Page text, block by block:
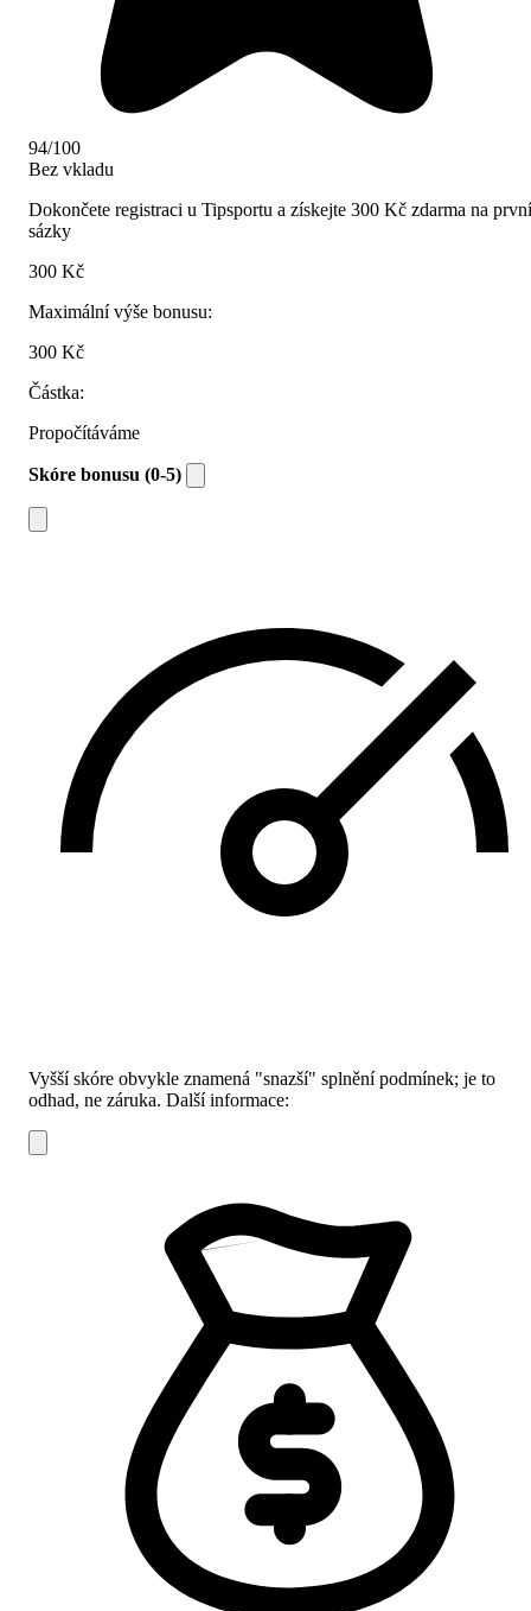
94/100
Bez vkladu
Dokončete registraci u Tipsportu a získejte 300 Kč zdarma na první
sázky
300 Kč
Maximální výše bonusu:
300 Kč
Částka:
Propočítáváme
Skóre bonusu (0-5)
Vyšší skóre obvykle znamená "snazší" splnění podmínek; je to
odhad, ne záruka. Další informace: